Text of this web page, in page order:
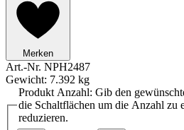
Merken
Art.-Nr. NPH2487
Gewicht: 7.392 kg
Produkt Anzahl: Gib den
die Schaltflächen um die Anzahl zu
reduzieren.